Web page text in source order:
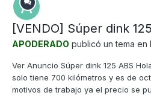
[VENDO] Súper dink
APODERADO publicó un tema en
Ver Anuncio Súper dink 125 ABS
solo tiene 700 kilómetros y es de
motivos de trabajo ya el precio se